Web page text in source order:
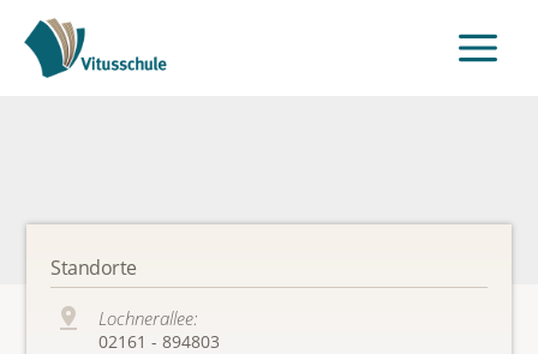
Standorte
Lochnerallee:
02161 - 894803